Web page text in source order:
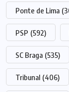
Ponte de Lima
PSP (592)
SC Braga (535)
Tribunal (406)